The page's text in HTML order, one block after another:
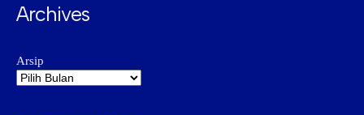
Archives
Arsip